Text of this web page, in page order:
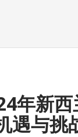
年新
遇与挑